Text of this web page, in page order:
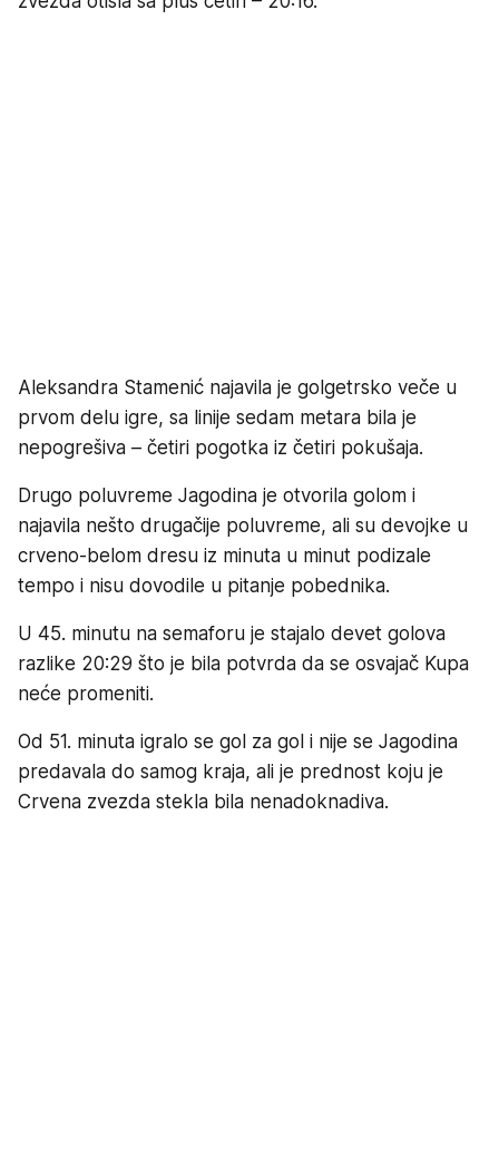
Aleksandra Stamenić najavila je golgetrsko veče u
prvom delu igre, sa linije sedam metara bila je
nepogrešiva – četiri pogotka iz četiri pokušaja.
Drugo poluvreme Jagodina je otvorila golom i
najavila nešto drugačije poluvreme, ali su devojke u
crveno-belom dresu iz minuta u minut podizale
tempo i nisu dovodile u pitanje pobednika.
U 45. minutu na semaforu je stajalo devet golova
razlike 20:29 što je bila potvrda da se osvajač Kupa
neće promeniti.
Od 51. minuta igralo se gol za gol i nije se Jagodina
predavala do samog kraja, ali je prednost koju je
Crvena zvezda stekla bila nenadoknadiva.